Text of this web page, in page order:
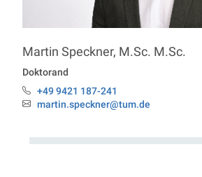
Martin Speckner, M.Sc. M.Sc.
Doktorand
Telefon:
+49 9421 187-241
Email:martin.speckner@tum.de